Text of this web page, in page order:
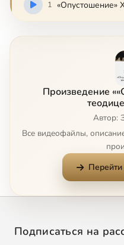
1
Произведение
Автор:
Все видеофайлы,
Подписаться на